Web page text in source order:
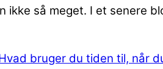
ikke så meget. I et senere
bruger du tiden til, når